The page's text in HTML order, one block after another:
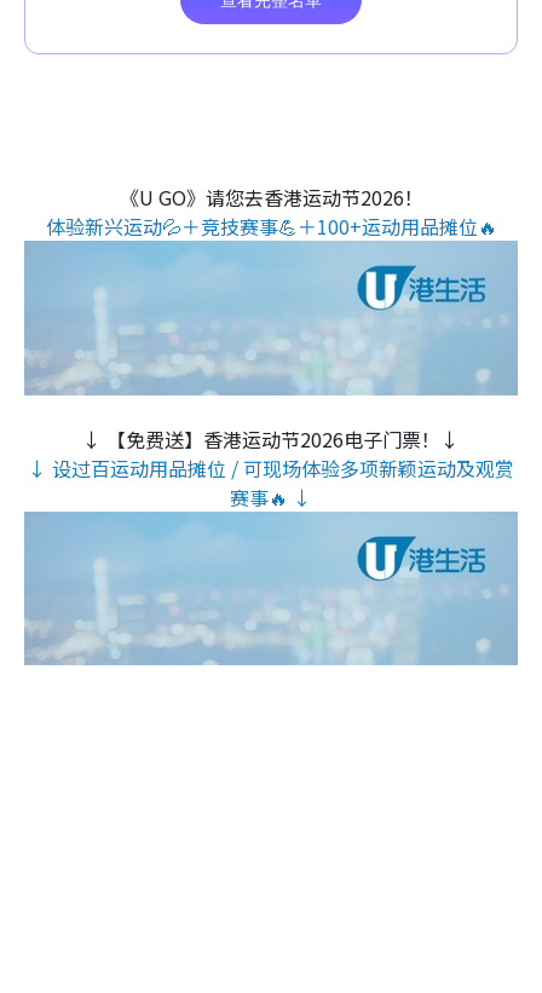
《U GO》请您去香港运动节2026！
体验新兴运动💦＋竞技赛事💪＋100+运动用品摊位🔥
↓ 【免费送】香港运动节2026电子门票！↓
↓ 设过百运动用品摊位 / 可现场体验多项新颖运动及观赏
赛事🔥 ↓